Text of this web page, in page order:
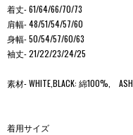
着丈- 61/64/66/70/73
肩幅- 48/51/54/57/60
身幅- 50/54/57/60/63
袖丈- 21/22/23/24/25
素材- WHITE,BLACK: 綿100%,
着用サイズ